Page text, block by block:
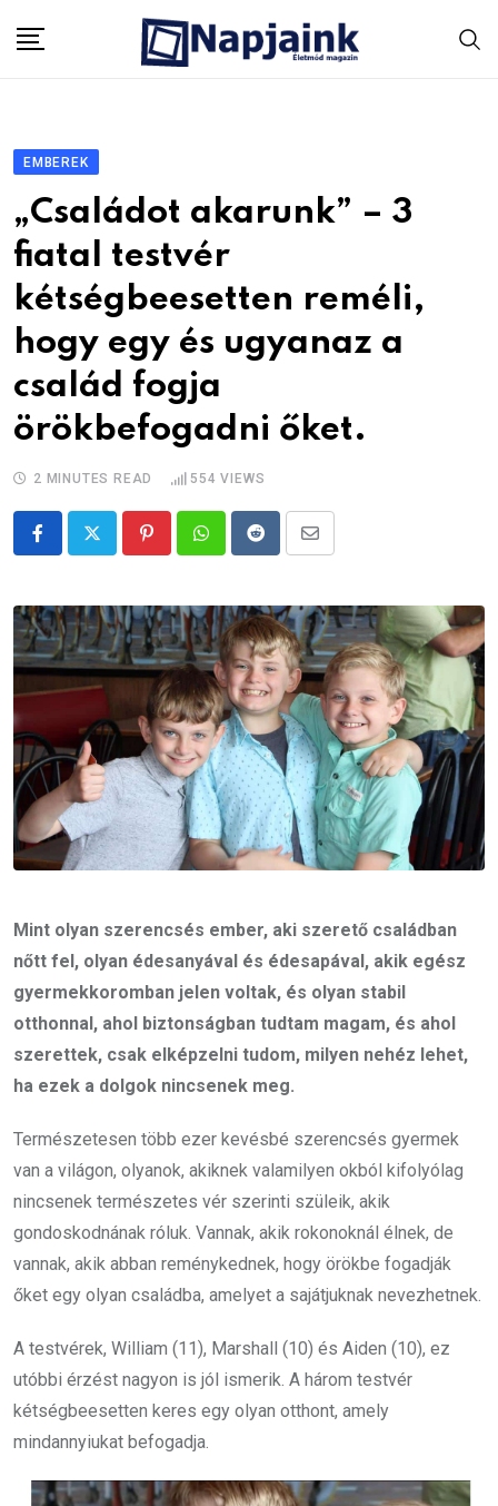
EMBEREK
„Családot akarunk” – 3
fiatal testvér
kétségbeesetten reméli,
hogy egy és ugyanaz a
család fogja
örökbefogadni őket.
2 MINUTES READ 554 VIEWS
PinterestWhatsappRedditShare
Email
Mint olyan szerencsés ember, aki szerető családban
nőtt fel, olyan édesanyával és édesapával, akik egész
gyermekkoromban jelen voltak, és olyan stabil
otthonnal, ahol biztonságban tudtam magam, és ahol
szerettek, csak elképzelni tudom, milyen nehéz lehet,
ha ezek a dolgok nincsenek meg.
Természetesen több ezer kevésbé szerencsés gyermek
van a világon, olyanok, akiknek valamilyen okból kifolyólag
nincsenek természetes vér szerinti szüleik, akik
gondoskodnának róluk. Vannak, akik rokonoknál élnek, de
vannak, akik abban reménykednek, hogy örökbe fogadják
őket egy olyan családba, amelyet a sajátjuknak nevezhetnek.
A testvérek, William (11), Marshall (10) és Aiden (10), ez
utóbbi érzést nagyon is jól ismerik. A három testvér
kétségbeesetten keres egy olyan otthont, amely
mindannyiukat befogadja.